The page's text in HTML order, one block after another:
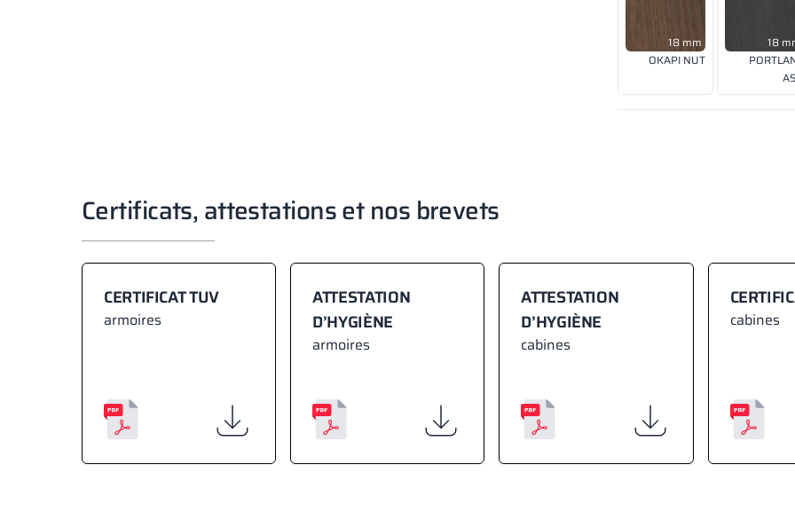
18 mm
OKAPI NUT
18
Certificats, attestations et nos brevets
CERTIFICAT TUV
armoires
ATTESTATION
D’HYGIÈNE
armoires
ATTESTATION
D’HYGIÈNE
cabines
cabines